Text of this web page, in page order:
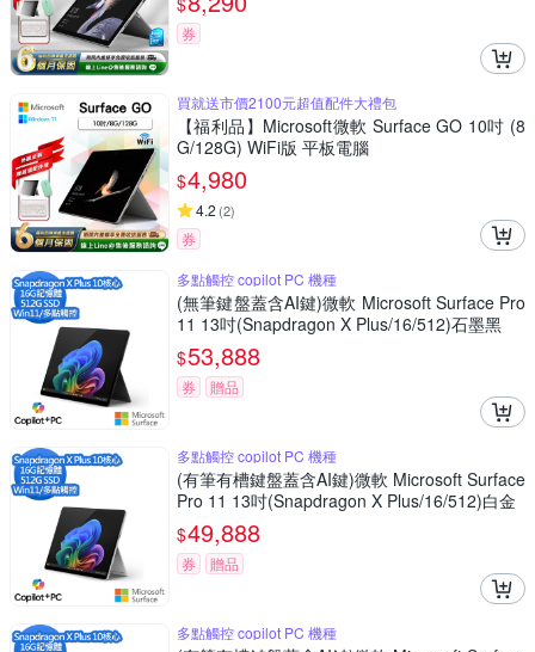
券
買就送市價2100元超值配件大禮包
【福利品】Microsoft微軟 Surface GO 10吋 (8
G/128G) WiFi版 平板電腦
$4,980
4.2 (2)
券
多點觸控 copilot PC 機種
(無筆鍵盤蓋含AI鍵)微軟 Microsoft Surface Pro
11 13吋(Snapdragon X Plus/16/512)石墨黑
$53,888
券 贈品
多點觸控 copilot PC 機種
(有筆有槽鍵盤蓋含AI鍵)微軟 Microsoft Surface
Pro 11 13吋(Snapdragon X Plus/16/512)白金
$49,888
券 贈品
多點觸控 copilot PC 機種